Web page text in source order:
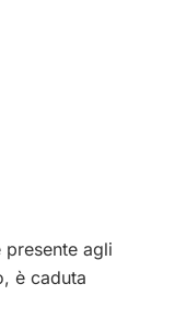
agli
è caduta